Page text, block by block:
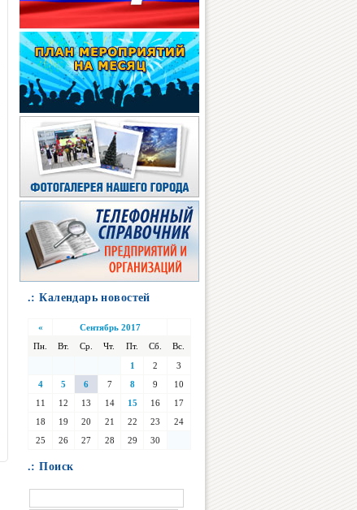
.: Календарь новостей
«
Сентябрь 2017
Пн.
Вт. Ср. Чт. Пт. Сб.
Вс.
1
2
3
4
5 6 7 8 9
10
11
12 13 14 15 16
17
18
19 20 21 22 23
24
25
26 27 28 29 30
.: Поиск